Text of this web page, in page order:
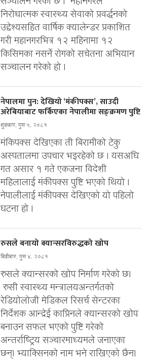
निरोधात्मक स्वास्थ्य सेवाको प्रवर्द्धनको
उद्देश्यसहित वार्षिक क्यालेन्डर प्रकाशित
गरी महानगरभित्र १२ महिनामा १२
किसिमका नसर्ने रोगको सचेतना अभियान
सञ्चालन गरेको हो ।
नेपालमा पुन: देखियो ‘मंकीपक्स’, साउदी
अरेबियाबाट फर्किएका नेपालीमा सङ्क्रमण पुष्टि
शुक्रबार, पुस ५, २०८१
मंकिपक्स देखिएका ती बिरामीको टेकु
अस्पतालमा उपचार भइरहेको छ । यसअघि
गत असार १ गते एकजना विदेशी
महिलालाई मंकीपक्स पुष्टि भएको थियो ।
नेपालीलाई मंकीपक्स देखिएको यो पहिलो
घटना हो ।
रुसले बनायो क्यान्सरविरुद्धको खोप
बिहीबार, पुस ४, २०८१
रुसले क्यान्सरको खोप निर्माण गरेको छ।
रुसी स्वास्थ्य मन्त्रालयअन्तर्गतको
रेडियोलोजी मेडिकल रिसर्च सेन्टरका
निर्देशक आन्द्रेई काप्रिनले क्यान्सरको खोप
बनाउन सफल भएको पुष्टि गरेको
अन्तर्राष्ट्रिय सञ्चारमाध्यमले जनाएका
छन्। भ्याक्सिनको नाम भने राखिएको छैन।